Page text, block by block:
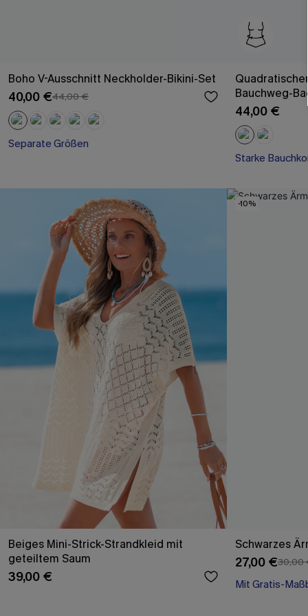
Boho V-Ausschnitt Neckholder-Bikini-Set
40,00 €44,00 €
Separate Größen
Bauchweg-
44,00 €
Starke
Beiges Mini-Strick-Strandkleid mit
geteiltem Saum
39,00 €
-10%
Schwarzes
27,00 €30,00
Mit Gratis-